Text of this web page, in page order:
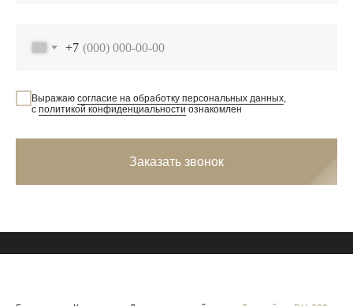
+7
Выражаю согласие на обработку персональных данных
с политикой конфиденциальности ознакомлен
Заказать звонок